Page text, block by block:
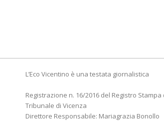
L’Eco Vicentino è una testata giornalistica
Registrazione n. 16/2016 del Registro Stampa
Tribunale di Vicenza
Direttore Responsabile: Mariagrazia Bonollo